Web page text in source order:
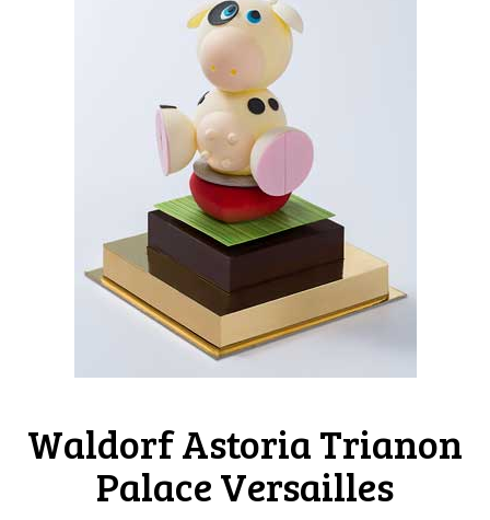
Waldorf Astoria Trianon
Palace Versailles